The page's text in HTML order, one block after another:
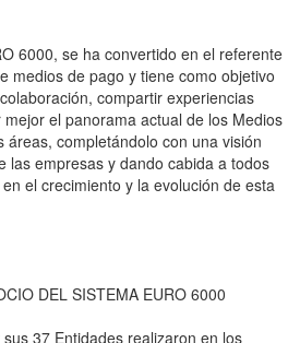
6000, se ha convertido en el referente
medios de pago y tiene como objetivo
compartir experiencias
el panorama actual de los Medios
áreas, completándolo con una visión
las empresas y dando cabida a todos
el crecimiento y la evolución de esta
DEL SISTEMA EURO 6000
37 Entidades realizaron en los